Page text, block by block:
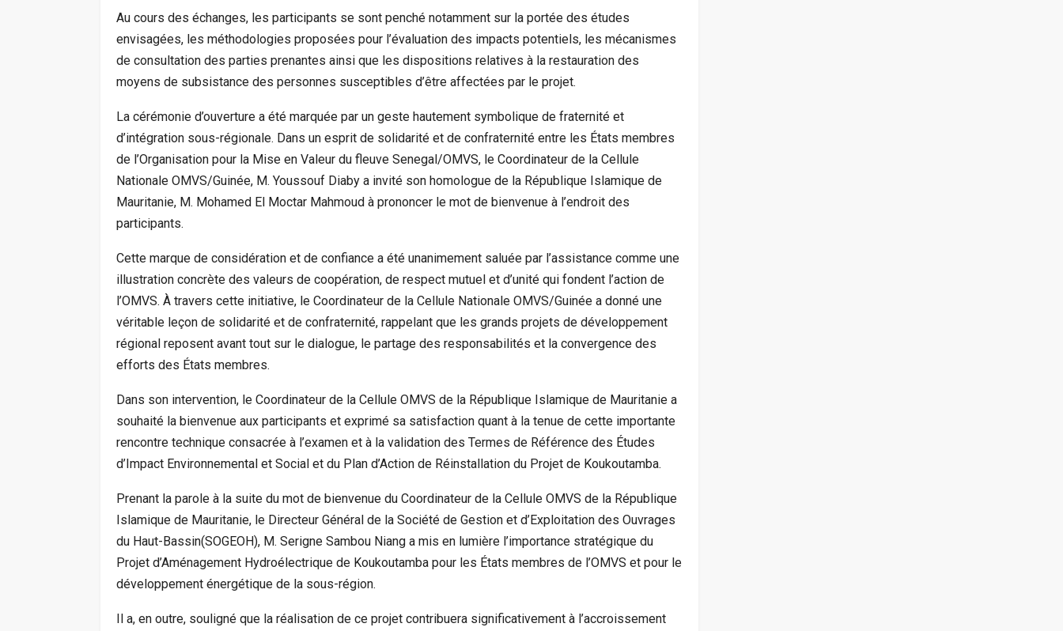
Au cours des échanges, les participants se sont penché notamment sur la portée des études
envisagées, les méthodologies proposées pour l’évaluation des impacts potentiels, les mécanismes
de consultation des parties prenantes ainsi que les dispositions relatives à la restauration des
moyens de subsistance des personnes susceptibles d’être affectées par le projet.
La cérémonie d’ouverture a été marquée par un geste hautement symbolique de fraternité et
d’intégration sous-régionale. Dans un esprit de solidarité et de confraternité entre les États membres
de l’Organisation pour la Mise en Valeur du fleuve Senegal/OMVS, le Coordinateur de la Cellule
Nationale OMVS/Guinée, M. Youssouf Diaby a invité son homologue de la République Islamique de
Mauritanie, M. Mohamed El Moctar Mahmoud à prononcer le mot de bienvenue à l’endroit des
participants.
Cette marque de considération et de confiance a été unanimement saluée par l’assistance comme une
illustration concrète des valeurs de coopération, de respect mutuel et d’unité qui fondent l’action de
l’OMVS. À travers cette initiative, le Coordinateur de la Cellule Nationale OMVS/Guinée a donné une
véritable leçon de solidarité et de confraternité, rappelant que les grands projets de développement
régional reposent avant tout sur le dialogue, le partage des responsabilités et la convergence des
efforts des États membres.
Dans son intervention, le Coordinateur de la Cellule OMVS de la République Islamique de Mauritanie a
souhaité la bienvenue aux participants et exprimé sa satisfaction quant à la tenue de cette importante
rencontre technique consacrée à l’examen et à la validation des Termes de Référence des Études
d’Impact Environnemental et Social et du Plan d’Action de Réinstallation du Projet de Koukoutamba.
Prenant la parole à la suite du mot de bienvenue du Coordinateur de la Cellule OMVS de la République
Islamique de Mauritanie, le Directeur Général de la Société de Gestion et d’Exploitation des Ouvrages
du Haut-Bassin(SOGEOH), M. Serigne Sambou Niang a mis en lumière l’importance stratégique du
Projet d’Aménagement Hydroélectrique de Koukoutamba pour les États membres de l’OMVS et pour le
développement énergétique de la sous-région.
Il a, en outre, souligné que la réalisation de ce projet contribuera significativement à l’accroissement